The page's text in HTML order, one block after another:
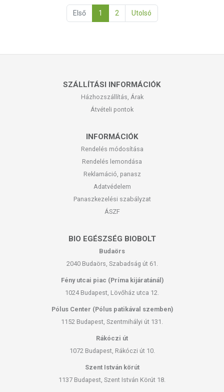
Első 1 2 Utolsó
SZÁLLÍTÁSI INFORMÁCIÓK
Házhozszállítás, Árak
Átvételi pontok
INFORMÁCIÓK
Rendelés módosítása
Rendelés lemondása
Reklamáció, panasz
Adatvédelem
Panaszkezelési szabályzat
ÁSZF
BIO EGÉSZSÉG BIOBOLT
Budaörs
2040 Budaörs, Szabadság út 61.
Fény utcai piac (Príma kijáratánál)
1024 Budapest, Lövőház utca 12.
Pólus Center (Pólus patikával szemben)
1152 Budapest, Szentmihályi út 131.
Rákóczi út
1072 Budapest, Rákóczi út 10.
Szent István körút
1137 Budapest, Szent István Körút 18.